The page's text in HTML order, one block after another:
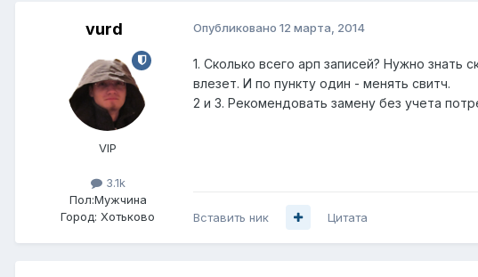
vurd
VIP
3.1k
Пол:Мужчина
Город: Хотьково
Опубликовано 12 марта, 2014
1. Сколько всего арп записей? Нужно знать
влезет. И по пункту один - менять свитч.
2 и 3. Рекомендовать замену без учета
Вставить ник Цитата